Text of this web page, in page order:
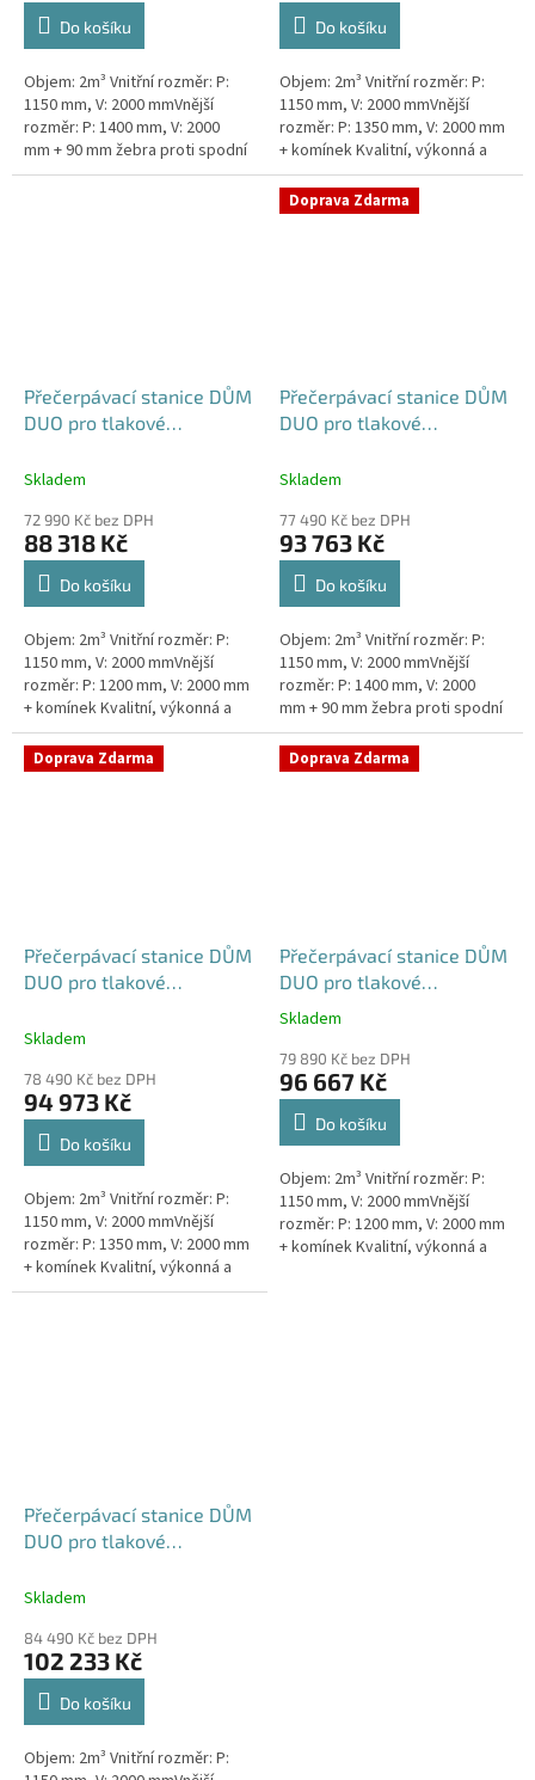
Do košíku
Objem: 2m³ Vnitřní rozměr: P:
1150 mm, V: 2000 mmVnější
rozměr: P: 1400 mm, V: 2000
mm + 90 mm žebra proti spodní
vodě + komínek Kvalitní,
Do košíku
Objem: 2m³ Vnitřní rozměr: P:
1150 mm, V: 2000 mmVnější
rozměr: P: 1350 mm, V: 2000 mm
+ komínek Kvalitní, výkonná a
extrémně spolehlivá
přečerpávací stanice k
rodinným a...
Přečerpávací stanice DŮM
DUO pro tlakové
nádrž 2m3
Skladem
72 990 Kč bez DPH
88 318 Kč
Do košíku
Objem: 2m³ Vnitřní rozměr: P:
1150 mm, V: 2000 mmVnější
rozměr: P: 1200 mm, V: 2000 mm
+ komínek Kvalitní, výkonná a
extrémně spolehlivá
přečerpávací stanice k
rodinným a...
Doprava Zdarma
Přečerpávací stanice DŮM
DUO pro tlakové
nádrž 2m3
Skladem
77 490 Kč bez DPH
93 763 Kč
Do košíku
Objem: 2m³ Vnitřní rozměr: P:
1150 mm, V: 2000 mmVnější
rozměr: P: 1400 mm, V: 2000
mm + 90 mm žebra proti spodní
vodě + komínek Kvalitní,
výkonná a extrémně spolehlivá...
Doprava Zdarma
Přečerpávací stanice DŮM
DUO pro tlakové
řezákem k obetonování -
Skladem
78 490 Kč bez DPH
94 973 Kč
Do košíku
Objem: 2m³ Vnitřní rozměr: P:
1150 mm, V: 2000 mmVnější
rozměr: P: 1350 mm, V: 2000 mm
+ komínek Kvalitní, výkonná a
extrémně spolehlivá
Doprava Zdarma
Přečerpávací stanice DŮM
DUO pro tlakové
kanalizace se zdvojeným
nádrž 2m3
Průměrné
produktu
je
5,0
hvězdiček.
Skladem
79 890 Kč bez DPH
96 667 Kč
Do košíku
Objem: 2m³ Vnitřní rozměr: P:
1150 mm, V: 2000 mmVnější
rozměr: P: 1200 mm, V: 2000 mm
+ komínek Kvalitní, výkonná a
Přečerpávací stanice DŮM
DUO pro tlakové
řezákem dvouplášťová -
Skladem
84 490 Kč bez DPH
102 233 Kč
Do košíku
Objem: 2m³ Vnitřní rozměr: P: